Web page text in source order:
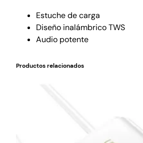
Estuche de carga
Diseño inalámbrico TWS
Audio potente
Productos relacionados